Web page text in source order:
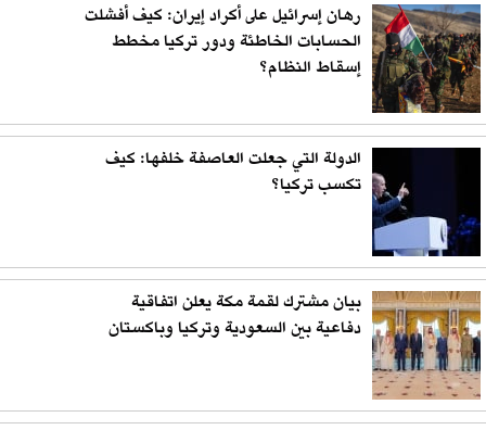
رهان إسرائيل على أكراد إيران: كيف أفشلت
الحسابات الخاطئة ودور تركيا مخطط
إسقاط النظام؟
الدولة التي جعلت العاصفة خلفها: كيف
تكسب تركيا؟
بيان مشترك لقمة مكة يعلن اتفاقية
دفاعية بين السعودية وتركيا وباكستان